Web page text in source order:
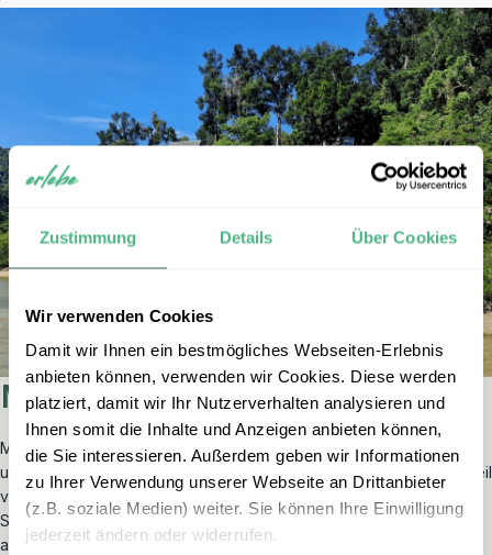
Zustimmung Details Über Cookies
Wir verwenden Cookies
Damit wir Ihnen ein bestmögliches Webseiten-Erlebnis
anbieten können, verwenden wir Cookies. Diese werden
platziert, damit wir Ihr Nutzerverhalten analysieren und
Ihnen somit die Inhalte und Anzeigen anbieten können,
die Sie interessieren. Außerdem geben wir Informationen
zu Ihrer Verwendung unserer Webseite an Drittanbieter
(z.B. soziale Medien) weiter. Sie können Ihre Einwilligung
jederzeit ändern oder widerrufen.
Malaysia
Malaysia beeindruckt mit seiner Vielfalt an Kulturen, Landschaften
und kulinarischen Genüssen. Sie bekommen das absolute Gegenteil
vom Wetter in Deutschland – tropische Temperaturen und
Sonnenschein erwarten Sie dort. Auf unseren Rundreisen oder
auch mit den Reisebausteinen können Sie das Land ganz auf Ihre